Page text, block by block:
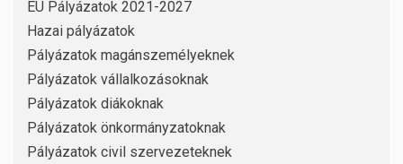
EU Pályázatok 2021-2027
Hazai pályázatok
Pályázatok magánszemélyeknek
Pályázatok vállalkozásoknak
Pályázatok diákoknak
Pályázatok önkormányzatoknak
Pályázatok civil szervezeteknek